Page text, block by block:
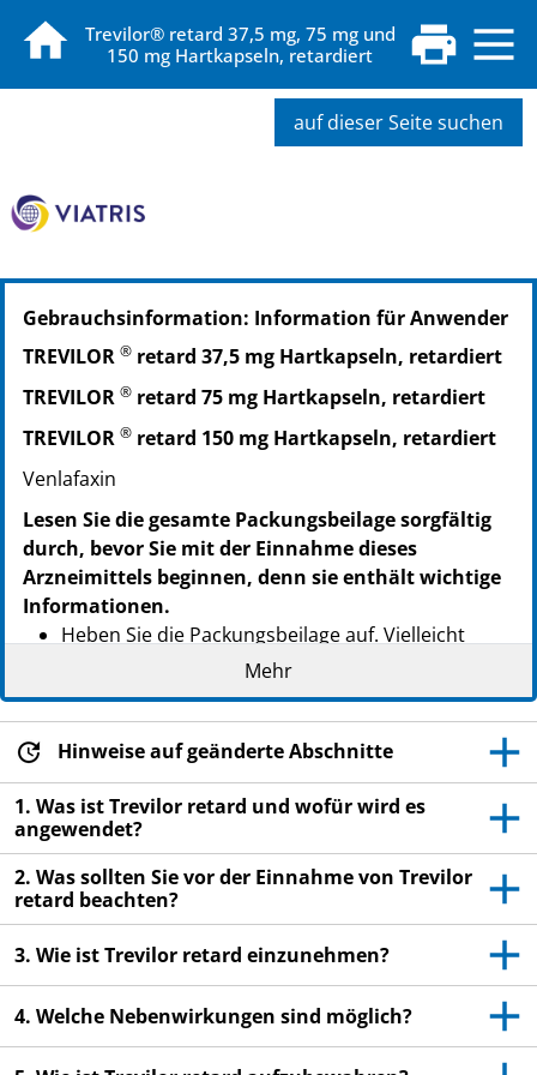
Trevilor® retard 37,5 mg, 75 mg und
150 mg Hartkapseln, retardiert
auf dieser Seite suchen
PZN: 00088288
PPN: 110008828836
PZN: 00088294
PZN: 00285706
PPN: 110028570664
Gebrauchsinformation: Information für Anwender
TREVILOR ® retard 37,5 mg Hartkapseln, retardiert
TREVILOR ® retard 75 mg Hartkapseln, retardiert
TREVILOR ® retard 150 mg Hartkapseln, retardiert
Venlafaxin
Lesen Sie die gesamte Packungsbeilage sorgfältig
durch, bevor Sie mit der Einnahme dieses
Arzneimittels beginnen, denn sie enthält wichtige
Informationen.
Heben Sie die Packungsbeilage auf. Vielleicht
möchten Sie diese später nochmals lesen.
Wenn Sie weitere Fragen haben, wenden Sie sich
verschrieben. Geben Sie es nicht an Dritte weiter.
Es kann anderen Menschen schaden, auch wenn
diese die gleichen Beschwerden haben wie Sie.
Wenn Sie Nebenwirkungen bemerken, wenden Sie
sich an Ihren Arzt oder Apotheker. Dies gilt auch
für Nebenwirkungen, die nicht in dieser
Packungsbeilage angegeben sind. Siehe Abschnitt
4.
Mehr
Hinweise auf geänderte Abschnitte
1. Was ist Trevilor retard und wofür wird es
angewendet?
2. Was sollten Sie vor der Einnahme von Trevilor
retard beachten?
3. Wie ist Trevilor retard einzunehmen?
4. Welche Nebenwirkungen sind möglich?